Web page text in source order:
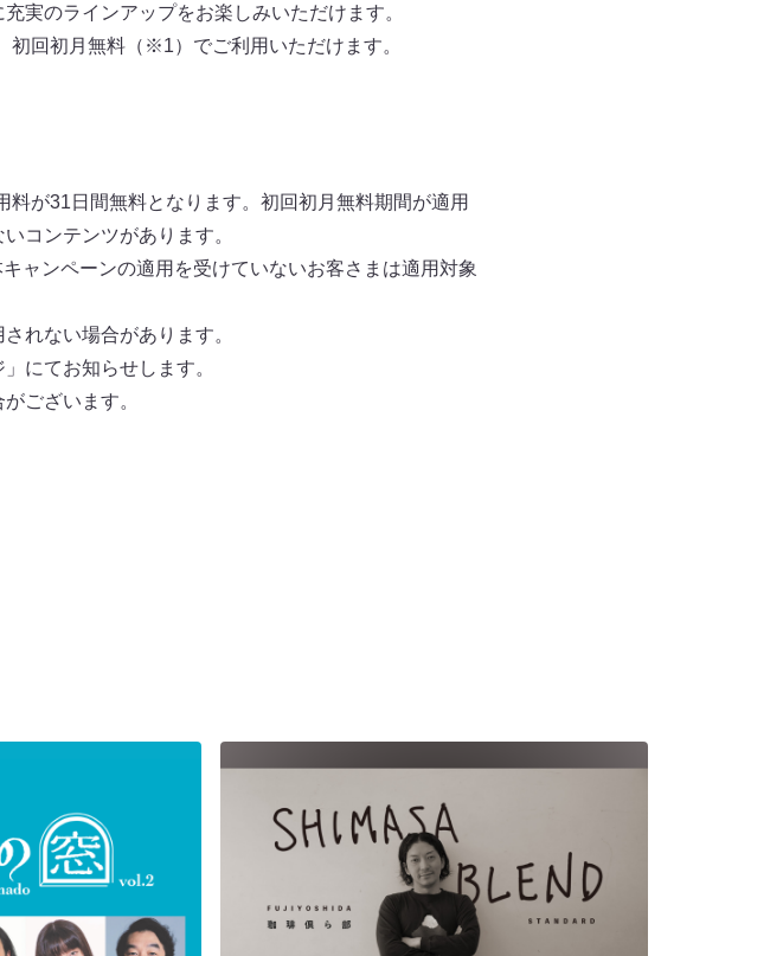
実のラインアップをお楽しみいただけます。
初回初月無料（※1）でご利用いただけます。
が31日間無料となります。初回初月無料期間が適用
コンテンツがあります。
ャンペーンの適用を受けていないお客さまは適用対象
れない場合があります。
にてお知らせします。
ございます。